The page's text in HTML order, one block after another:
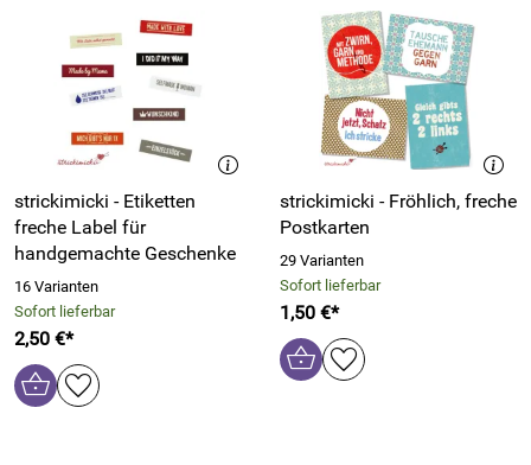
strickimicki - Etiketten
freche Label für
handgemachte Geschenke
16 Varianten
Sofort lieferbar
2,50 €*
strickimicki - Fröhlich, freche
Postkarten
29 Varianten
Sofort lieferbar
1,50 €*